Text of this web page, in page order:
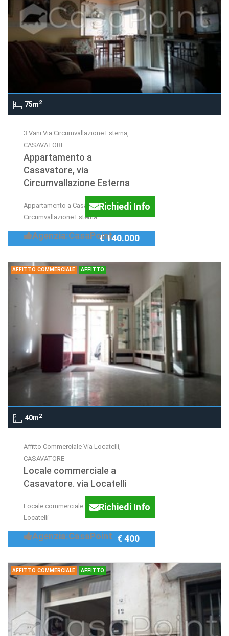
75m2
3 Vani Via Circumvallazione Esterna,
CASAVATORE
Appartamento a
Casavatore, via
Circumvallazione Esterna
Appartamento a Casavatore, via
Circumvallazione Esterna
Richiedi Info
Agenzia:CasaPoint€ 140.000
AFFITTO COMMERCIALE AFFITTO
40m2
Affitto Commerciale Via Locatelli,
CASAVATORE
Locale commerciale a
Casavatore. via Locatelli
Locale commerciale a Casavatore. via
Locatelli
Richiedi Info
Agenzia:CasaPoint € 400
AFFITTO COMMERCIALE AFFITTO